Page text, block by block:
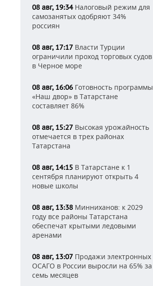
08 авг, 19:34Налоговый режим для
самозанятых одобряют 34%
россиян
08 авг, 17:17 Власти Турции
ограничили проход торговых судов
в Черное море
08 авг, 16:06 Готовность программы
«Наш двор» в Татарстане
составляет 86%
08 авг, 15:27 Высокая урожайность
отмечается в трех районах
Татарстана
08 авг, 14:15 В Татарстане к 1
сентября планируют открыть 4
новые школы
08 авг, 13:38 Минниханов: к 2029
году все районы Татарстана
обеспечат крытыми ледовыми
аренами
08 авг, 13:07 Продажи электронных
ОСАГО в России выросли на 65% за
семь месяцев